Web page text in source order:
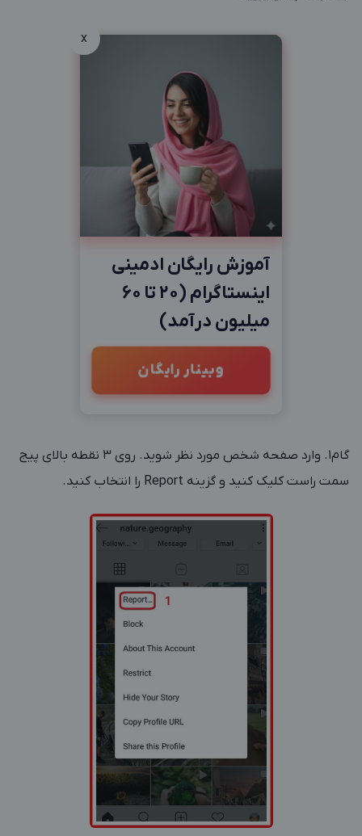
x
آموزش رایگان ادمینی
اینستاگرام (20 تا 60
میلیون درآمد)
وبینار رایگان
گام1. وارد صفحه شخص مورد نظر شوید. روی 3 نقطه بالای پیج
سمت راست کلیک کنید و گزینه Report را انتخاب کنید.